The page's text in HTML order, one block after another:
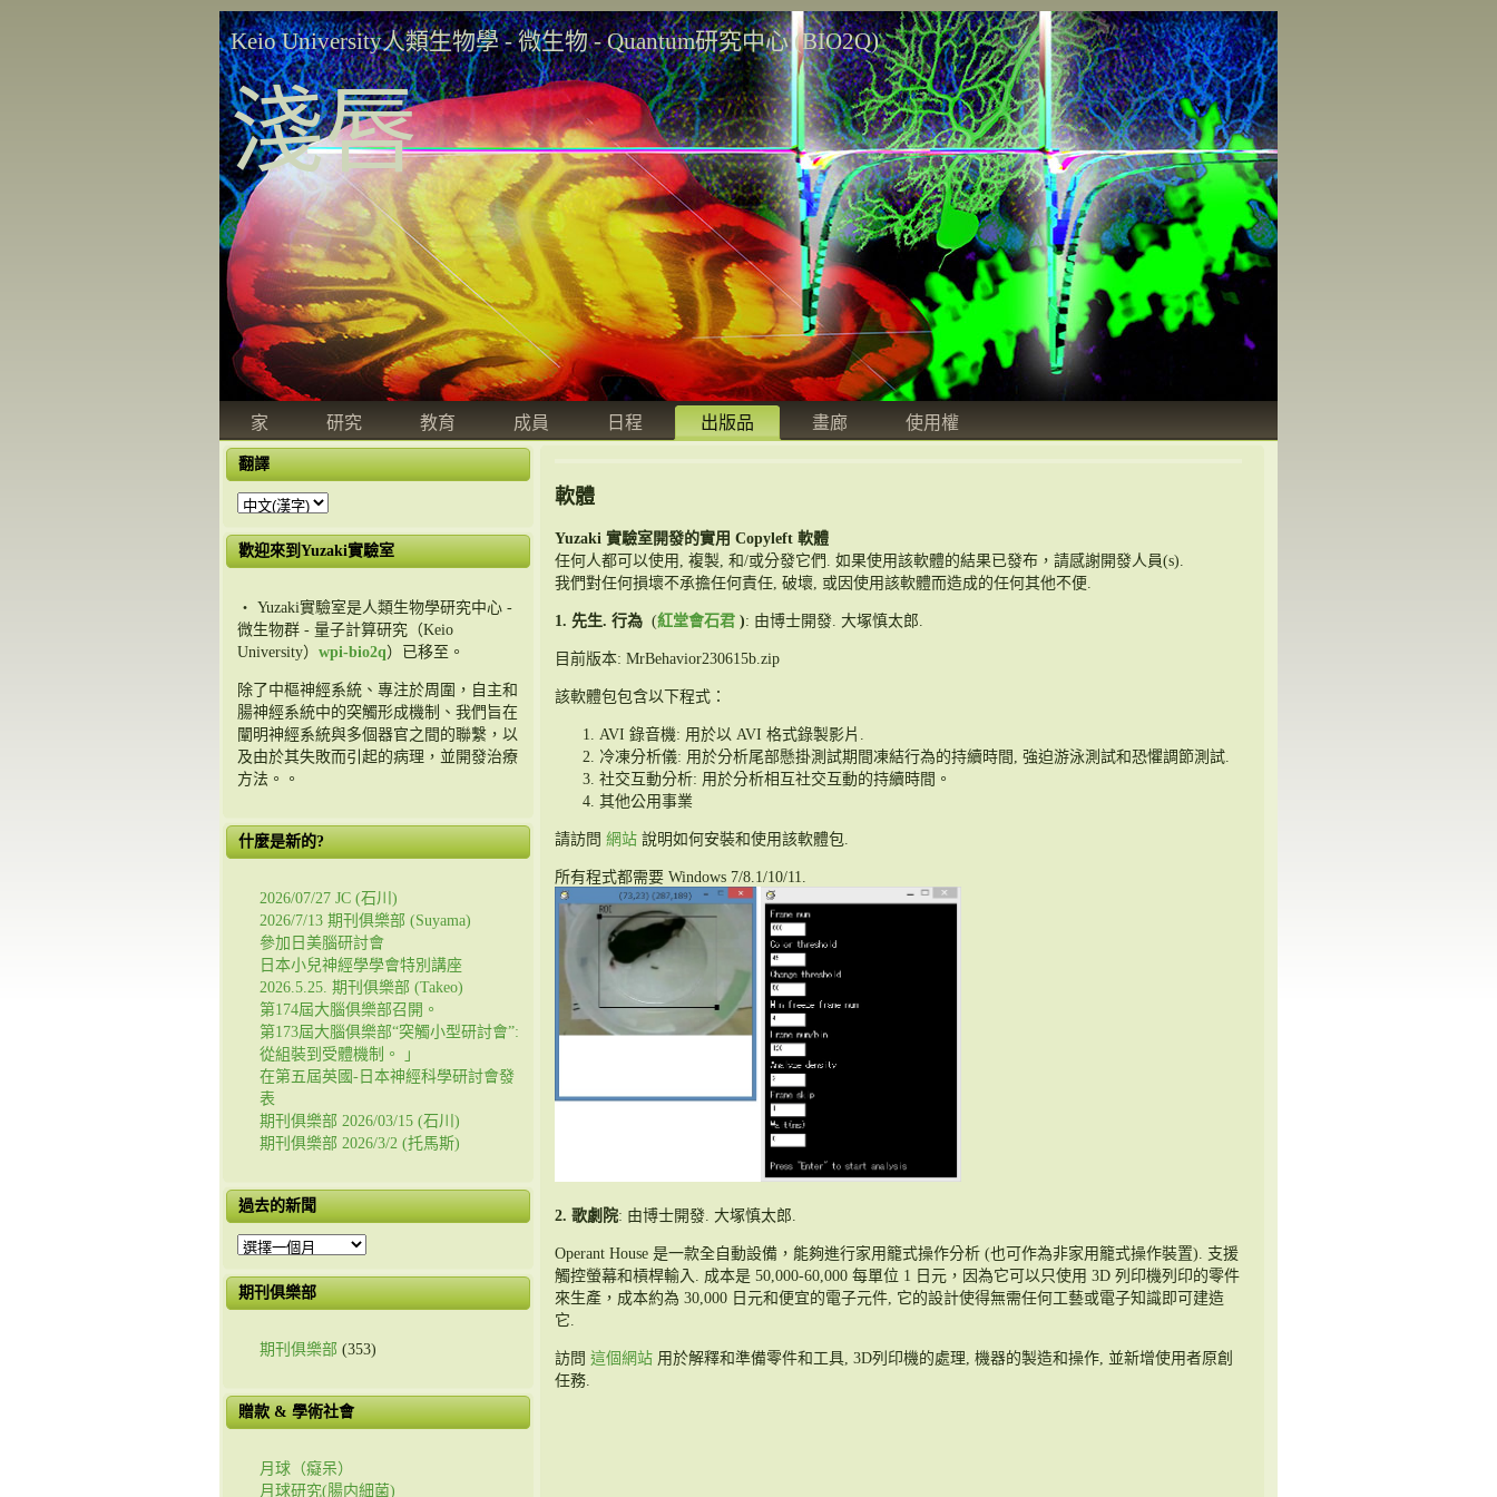
Keio University人類生物學 - 微生物 - Quantum研究中心 (BIO2Q)
淺唇
家 研究 教育 成員 日程 出版品 畫廊 使用權
翻譯
歡迎來到Yuzaki實驗室
・ Yuzaki實驗室是人類生物學研究中心 -
微生物群 - 量子計算研究（Keio
University） wpi-bio2q）已移至。
除了中樞神經系統、專注於周圍，自主和
腸神經系統中的突觸形成機制、我們旨在
闡明神經系統與多個器官之間的聯繫，以
及由於其失敗而引起的病理，並開發治療
方法。。
什麼是新的?
2026/07/27 JC (石川)
2026/7/13 期刊俱樂部 (Suyama)
參加日美腦研討會
日本小兒神經學學會特別講座
2026.5.25. 期刊俱樂部 (Takeo)
第174屆大腦俱樂部召開。
第173屆大腦俱樂部“突觸小型研討會”:
從組裝到受體機制。 」
在第五屆英國-日本神經科學研討會發
表
期刊俱樂部 2026/03/15 (石川)
期刊俱樂部 2026/3/2 (托馬斯)
過去的新聞
過
的
新
期刊俱樂部
期刊俱樂部 (353)
贈款 & 學術社會
月球（癡呆）
月球研究(腸内細菌)
軟體
Yuzaki 實驗室開發的實用 Copyleft 軟體
任何人都可以使用, 複製, 和/或分發它們. 如果使用該軟體的結果已發布，請感謝開發人員(s).
我們對任何損壞不承擔任何責任, 破壞, 或因使用該軟體而造成的任何其他不便.
1. 先生. 行為 (紅堂會石君 ): 由博士開發. 大塚慎太郎.
目前版本: MrBehavior230615b.zip
該軟體包包含以下程式：
AVI 錄音機: 用於以 AVI 格式錄製影片.
冷凍分析儀: 用於分析尾部懸掛測試期間凍結行為的持續時間, 強迫游泳測試和恐懼調節測試.
社交互動分析: 用於分析相互社交互動的持續時間。
其他公用事業
請訪問 網站 說明如何安裝和使用該軟體包.
所有程式都需要 Windows 7/8.1/10/11.
2. 歌劇院: 由博士開發. 大塚慎太郎.
Operant House 是一款全自動設備，能夠進行家用籠式操作分析 (也可作為非家用籠式操作裝置). 支援
觸控螢幕和槓桿輸入. 成本是 50,000-60,000 每單位 1 日元，因為它可以只使用 3D 列印機列印的零件
來生產，成本約為 30,000 日元和便宜的電子元件, 它的設計使得無需任何工藝或電子知識即可建造
它.
訪問 這個網站 用於解釋和準備零件和工具, 3D列印機的處理, 機器的製造和操作, 並新增使用者原創
任務.